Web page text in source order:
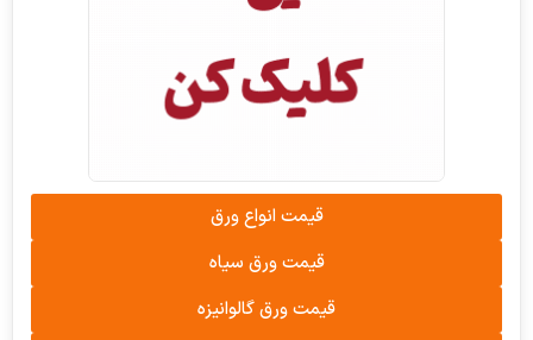
قیمت انواع ورق
قیمت ورق سیاه
قیمت ورق گالوانیزه